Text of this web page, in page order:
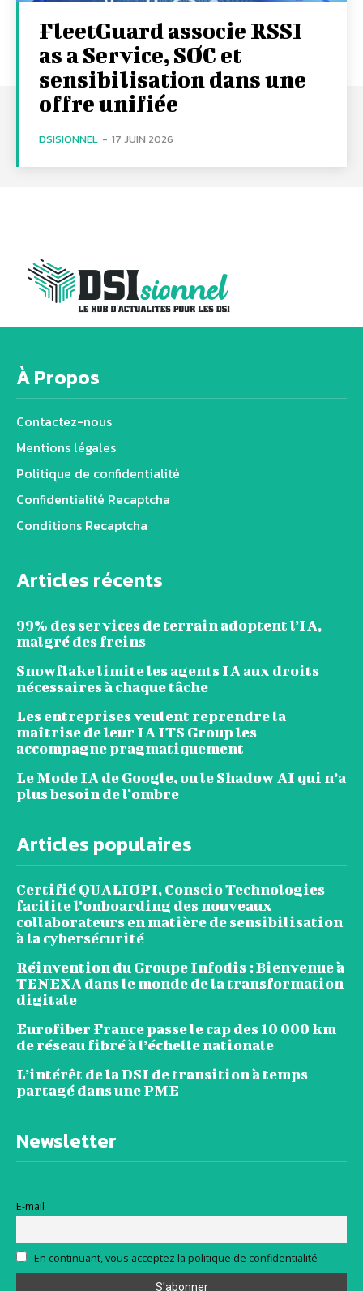
FleetGuard associe RSSI
as a Service, SOC et
sensibilisation dans une
offre unifiée
DSISIONNEL - 17 JUIN 2026
À Propos
Contactez-nous
Mentions légales
Politique de confidentialité
Confidentialité Recaptcha
Conditions Recaptcha
Articles récents
99% des services de terrain adoptent l’IA,
malgré des freins
Snowflake limite les agents IA aux droits
nécessaires à chaque tâche
Les entreprises veulent reprendre la
maîtrise de leur IA ITS Group les
accompagne pragmatiquement
Le Mode IA de Google, ou le Shadow AI qui n’a
plus besoin de l’ombre
Articles populaires
Certifié QUALIOPI, Conscio Technologies
facilite l’onboarding des nouveaux
collaborateurs en matière de sensibilisation
à la cybersécurité
Réinvention du Groupe Infodis : Bienvenue à
TENEXA dans le monde de la transformation
digitale
Eurofiber France passe le cap des 10 000 km
de réseau fibré à l’échelle nationale
L’intérêt de la DSI de transition à temps
partagé dans une PME
Newsletter
E-mail
En continuant, vous acceptez la politique de confidentialité